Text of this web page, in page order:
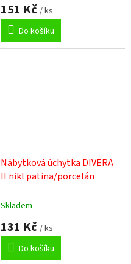
151 Kč / ks
Do košíku
Nábytková úchytka DIVERA
II nikl patina/porcelán
Skladem
131 Kč / ks
Do košíku